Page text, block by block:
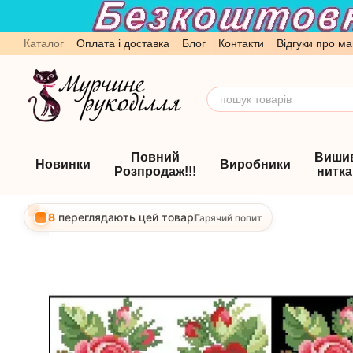
Перейти до основного контенту
Каталог Оплата і доставка Блог Контакти
Відгуки про
Обмін та повернення
Угода користувача
Новинки
Повний
Розпродаж!!!
Виробники
8 переглядають цей товарГарячий попит